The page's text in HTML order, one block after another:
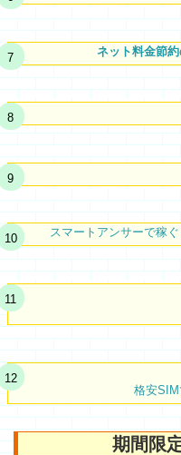
ネット料金節
スマートアンサーで稼
格安
期間限